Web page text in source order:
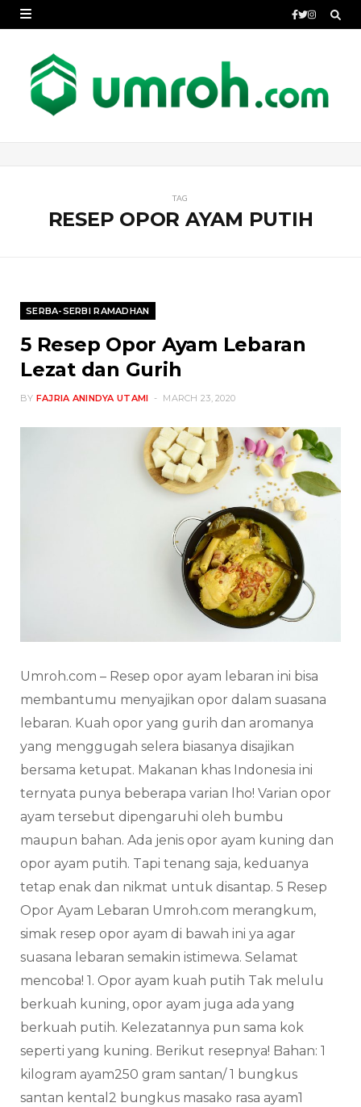
TAG
RESEP OPOR AYAM PUTIH
SERBA-SERBI RAMADHAN
5 Resep Opor Ayam Lebaran
Lezat dan Gurih
BY FAJRIA ANINDYA UTAMI MARCH 23, 2020
Umroh.com – Resep opor ayam lebaran ini bisa
membantumu menyajikan opor dalam suasana
lebaran. Kuah opor yang gurih dan aromanya
yang menggugah selera biasanya disajikan
bersama ketupat. Makanan khas Indonesia ini
ternyata punya beberapa varian lho! Varian opor
ayam tersebut dipengaruhi oleh bumbu
maupun bahan. Ada jenis opor ayam kuning dan
opor ayam putih. Tapi tenang saja, keduanya
tetap enak dan nikmat untuk disantap. 5 Resep
Opor Ayam Lebaran Umroh.com merangkum,
simak resep opor ayam di bawah ini ya agar
suasana lebaran semakin istimewa. Selamat
mencoba! 1. Opor ayam kuah putih Tak melulu
berkuah kuning, opor ayam juga ada yang
berkuah putih. Kelezatannya pun sama kok
seperti yang kuning. Berikut resepnya! Bahan: 1
kilogram ayam250 gram santan/ 1 bungkus
santan kental2 bungkus masako rasa ayam1